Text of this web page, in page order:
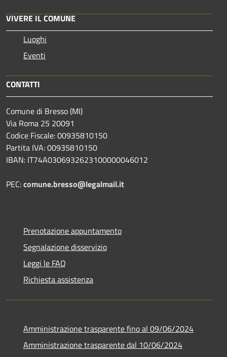
VIVERE IL COMUNE
Luoghi
Eventi
CONTATTI
Comune di Bresso (MI)
Via Roma 25 20091
Codice Fiscale: 00935810150
Partita IVA: 00935810150
IBAN: IT74A0306932623100000046012
PEC:comune.bresso@legalmail.it
Prenotazione appuntamento
Segnalazione disservizio
Leggi le FAQ
Richiesta assistenza
Amministrazione trasparente fino al 09/06/2024
Amministrazione trasparente dal 10/06/2024